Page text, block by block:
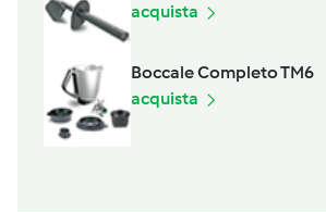
acquista
Boccale Completo TM6
acquista